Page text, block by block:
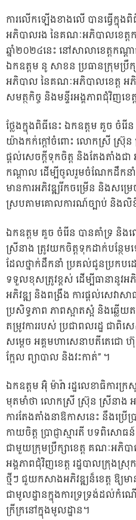
ការលើកឡើងខាងលើ បានធ្វើក្
អភិបាលរង នៃគណៈអភិបាលខេត្តក
ឆ្នាំ២០២៤នេះ នៅសាលាខេត្តក
ឯកឧត្តម នូ សាខន ប្រធានក្រុមប្រឹក្
អភិបាល នៃគណៈអភិបាលខេត្ត អ
សមត្ថកិច្ច និងមន្ទីរអង្គភាពជុំវិញខេ
ថ្លែងក្នុងពិធីនេះ ឯកឧត្តម គួច ចំរ
យ៉ាងកក់ក្តៅចំពោះ លោកស្រី ស៊្រុន
ផ្តល់សេចក្តីទុកចិត្ត និងតែងតាំង
កណ្តាល ដើម្បីចូលរួមចំណែកដឹកនាំ
មានការអភិវឌ្ឍរីកចម្រើន និងសម្
ស្របតាមគោលការណ៍ច្បាប់ និងលិ
ឯកឧត្តម គួច ចំរើន បានគាំទ្រ
ស្រីនាង ត្រូវយកចិត្តទុកដាក់បន្ថែម
ដែលថ្នាក់ដឹកនាំ ប្រគល់ជូនប្រកបដ
ទទួលខុសត្រូវខ្ពស់ ដើម្បីធានានូវអ
អភិវឌ្ឍ និងពង្រឹង ការផ្តល់សេវាស
ប្រសិទ្ធភាព ភាពស្អាតស្អំ និងឆ្លើ
តម្រូវការរបស់ ប្រជាពលរដ្ឋ ជាពិ
សម្តេច អគ្គមហាសេនាបតីតេជោ
ក្អែល ព្យាបាល និងវះកាត់” ។
ឯកឧត្តម អ៊ុំ ម៉ារ៉ា រដ្ឋលេខាធិការ
មុតមាំថា លោកស្រី ស៊ុ្រន ស្រីនាង
ការតែងតាំងនាឱកាសនេះ នឹងប្រ
កាយចិត្ត ប្រាជ្ញាស្មារតី បទពិសោធ
ជាមួយក្រុមប្រឹក្សាខេត្ត គណៈអភិបា
អង្គភាពជុំវិញខេត្ត រដ្ឋបាលក្រុងស្រុ
ថ្មីៗ ជួយកសាងអភិវឌ្ឍន៏ខេត្ត ឱ្យ
ជាមូលដ្ឋានក្នុងការទ្រទ្រង់ដល់កំណ
ក្រីក្រនៅក្នុងមូលដ្ឋាន។